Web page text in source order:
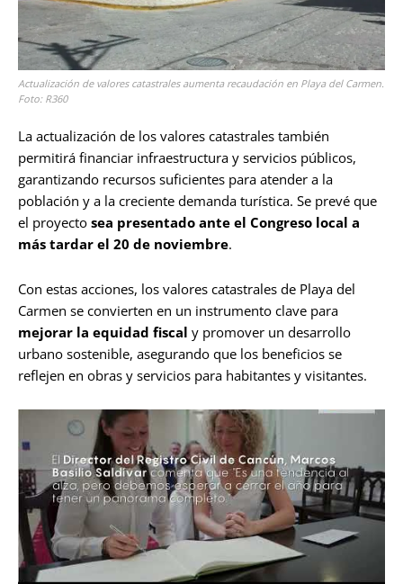
Actualización de valores catastrales aumenta recaudación en Playa del Carmen.
Foto: R360
La actualización de los valores catastrales también
permitirá financiar infraestructura y servicios públicos,
garantizando recursos suficientes para atender a la
población y a la creciente demanda turística. Se prevé que
el proyecto sea presentado ante el Congreso local a
más tardar el 20 de noviembre.
Con estas acciones, los valores catastrales de Playa del
Carmen se convierten en un instrumento clave para
mejorar la equidad fiscal y promover un desarrollo
urbano sostenible, asegurando que los beneficios se
reflejen en obras y servicios para habitantes y visitantes.